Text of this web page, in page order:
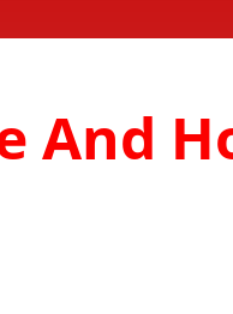
And